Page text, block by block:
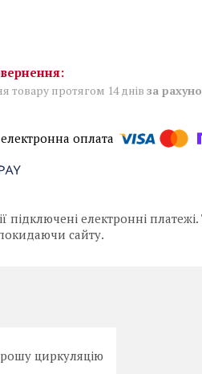
товару протягом 14 днів за
підключені електронні
сайту.
циркуляцію